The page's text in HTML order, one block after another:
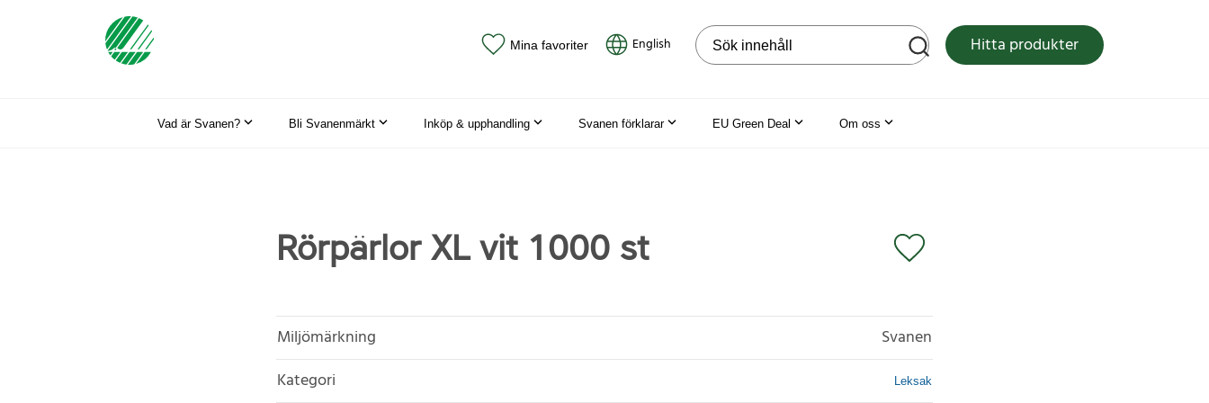
Mina favoriter English Sök på webbplatsen Hitta produkter
Vad är Svanen? Bli Svanenmärkt Inköp & upphandling Svanen förklarar EU Green Deal Om oss
Rörpärlor XL vit 1000 st
Miljömärkning
Svanen
Kategori
Leksak